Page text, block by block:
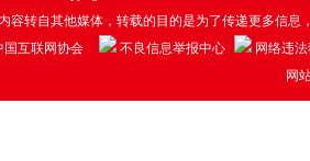
容转自其他媒体，转载的目的是为了传递更多信